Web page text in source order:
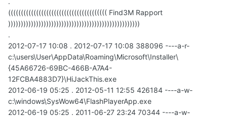
((((((((((((((((((((((((((((((((((((((( Find3M Rapport
))))))))))))))))))))))))))))))))))))))))))))))))))))
.
2012-07-17 10:08 . 2012-07-17 10:08 388096 ----a-r-
c:\users\User\AppData\Roaming\Microsoft\Installer\
{45A66726-69BC-466B-A7A4-
12FCBA4883D7}\HiJackThis.exe
2012-06-19 05:25 . 2012-05-11 12:55 426184 ----a-w-
c:\windows\SysWow64\FlashPlayerApp.exe
2012-06-19 05:25 . 2011-06-27 23:24 70344 ----a-w-